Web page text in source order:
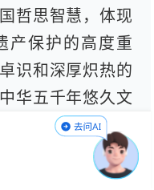
哲思智慧，体现
产保护的高度重
识和深厚炽热的
华五千年悠久文
。同时，纪录片
的根脉和不竭动
兴的伟大梦想。